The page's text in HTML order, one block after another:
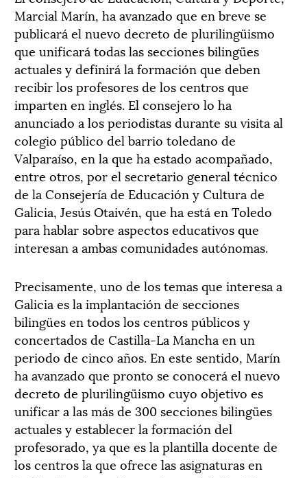
Marcial Marín, ha avanzado que en breve se
publicará el nuevo decreto de plurilingüismo
que unificará todas las secciones bilingües
actuales y definirá la formación que deben
recibir los profesores de los centros que
imparten en inglés. El consejero lo ha
anunciado a los periodistas durante su visita al
colegio público del barrio toledano de
Valparaíso, en la que ha estado acompañado,
entre otros, por el secretario general técnico
de la Consejería de Educación y Cultura de
Galicia, Jesús Otaivén, que ha está en Toledo
para hablar sobre aspectos educativos que
interesan a ambas comunidades autónomas.
Precisamente, uno de los temas que interesa a
Galicia es la implantación de secciones
bilingües en todos los centros públicos y
concertados de Castilla-La Mancha en un
periodo de cinco años. En este sentido, Marín
ha avanzado que pronto se conocerá el nuevo
decreto de plurilingüismo cuyo objetivo es
unificar a las más de 300 secciones bilingües
actuales y establecer la formación del
profesorado, ya que es la plantilla docente de
los centros la que ofrece las asignaturas en